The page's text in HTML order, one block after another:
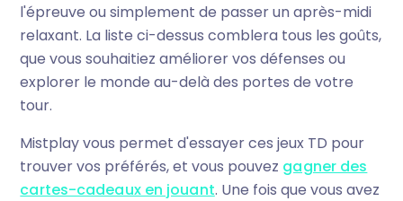
l'épreuve ou simplement de passer un après-midi
relaxant. La liste ci-dessus comblera tous les goûts,
que vous souhaitiez améliorer vos défenses ou
explorer le monde au-delà des portes de votre
tour.
Mistplay vous permet d'essayer ces jeux TD pour
trouver vos préférés, et vous pouvez gagner des
cartes-cadeaux en jouant. Une fois que vous avez